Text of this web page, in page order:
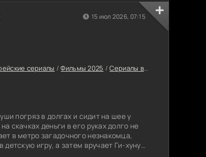
сериалы /Фильмы 2025 /Сериалы в 4K Ultra HD
погряз в долгах и сидит на шее у
скачках деньги в его руках долго не
в метро загадочного незнакомца,
игру, а затем вручает Ги-хуну
15 июл 2026, 07:15